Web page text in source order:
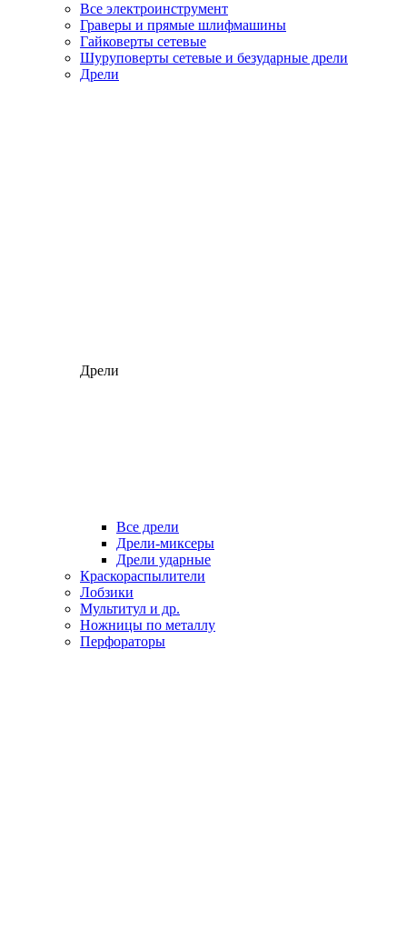
Все электроинструмент
Граверы и прямые шлифмашины
Гайковерты сетевые
Шуруповерты сетевые и безударные дрели
Дрели
Дрели
Все дрели
Дрели-миксеры
Дрели ударные
Краскораспылители
Лобзики
Мультитул и др.
Ножницы по металлу
Перфораторы